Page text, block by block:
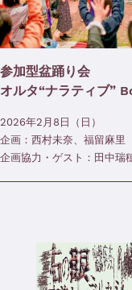
参加型盆踊り会
オルタ“ナラティブ”
2026年2月8日（日）
企画：西村未奈、福留麻里
企画協力・ゲスト：田中瑞